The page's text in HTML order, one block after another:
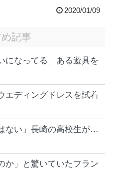
2020/01/09
記事
になってる」ある遊具を
エディングドレスを試着
ない」長崎の高校生が…
か」と驚いていたフラン